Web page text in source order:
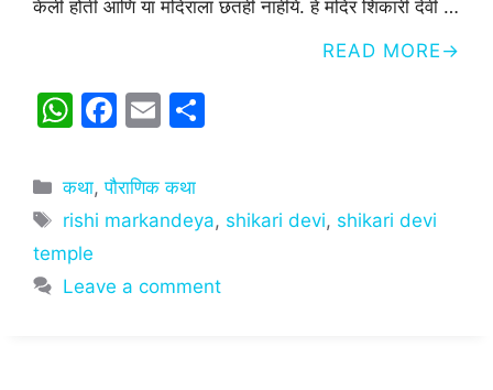
केली होती आणि या मंदिराला छतही नाहीये. हे मंदिर शिकारी देवी …
READ MORE
W
at
s
A
p
F
c
e
o
E
ai
l
e
Categories
कथा,पौराणिक कथा
Tags
rishi markandeya, shikari devi, shikari devi
temple
Leave a comment